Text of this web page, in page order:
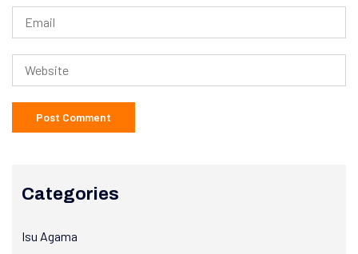
Categories
Isu Agama